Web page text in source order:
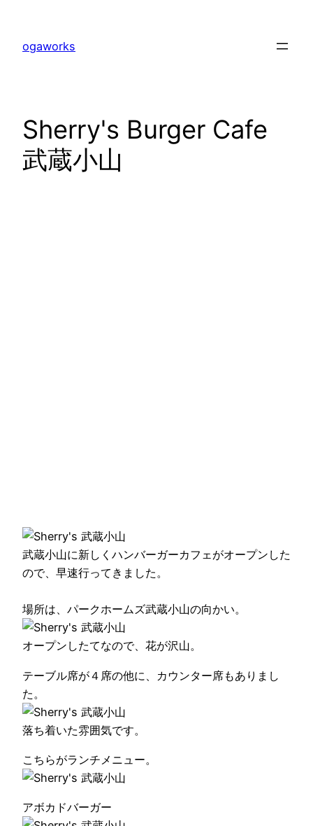
ogaworks
Sherry's Burger Cafe
武蔵小山
武蔵小山に新しくハンバーガーカフェがオープンした
ので、早速行ってきました。
場所は、パークホームズ武蔵小山の向かい。
オープンしたてなので、花が沢山。
テーブル席が４席の他に、カウンター席もありまし
た。
落ち着いた雰囲気です。
こちらがランチメニュー。
アボカドバーガー